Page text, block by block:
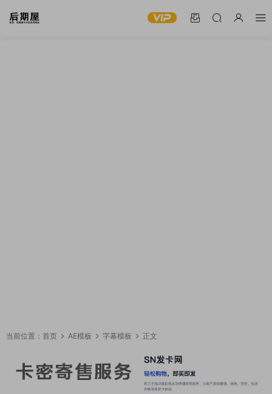
当前位置： 首页 AE模板 字幕模板 正文